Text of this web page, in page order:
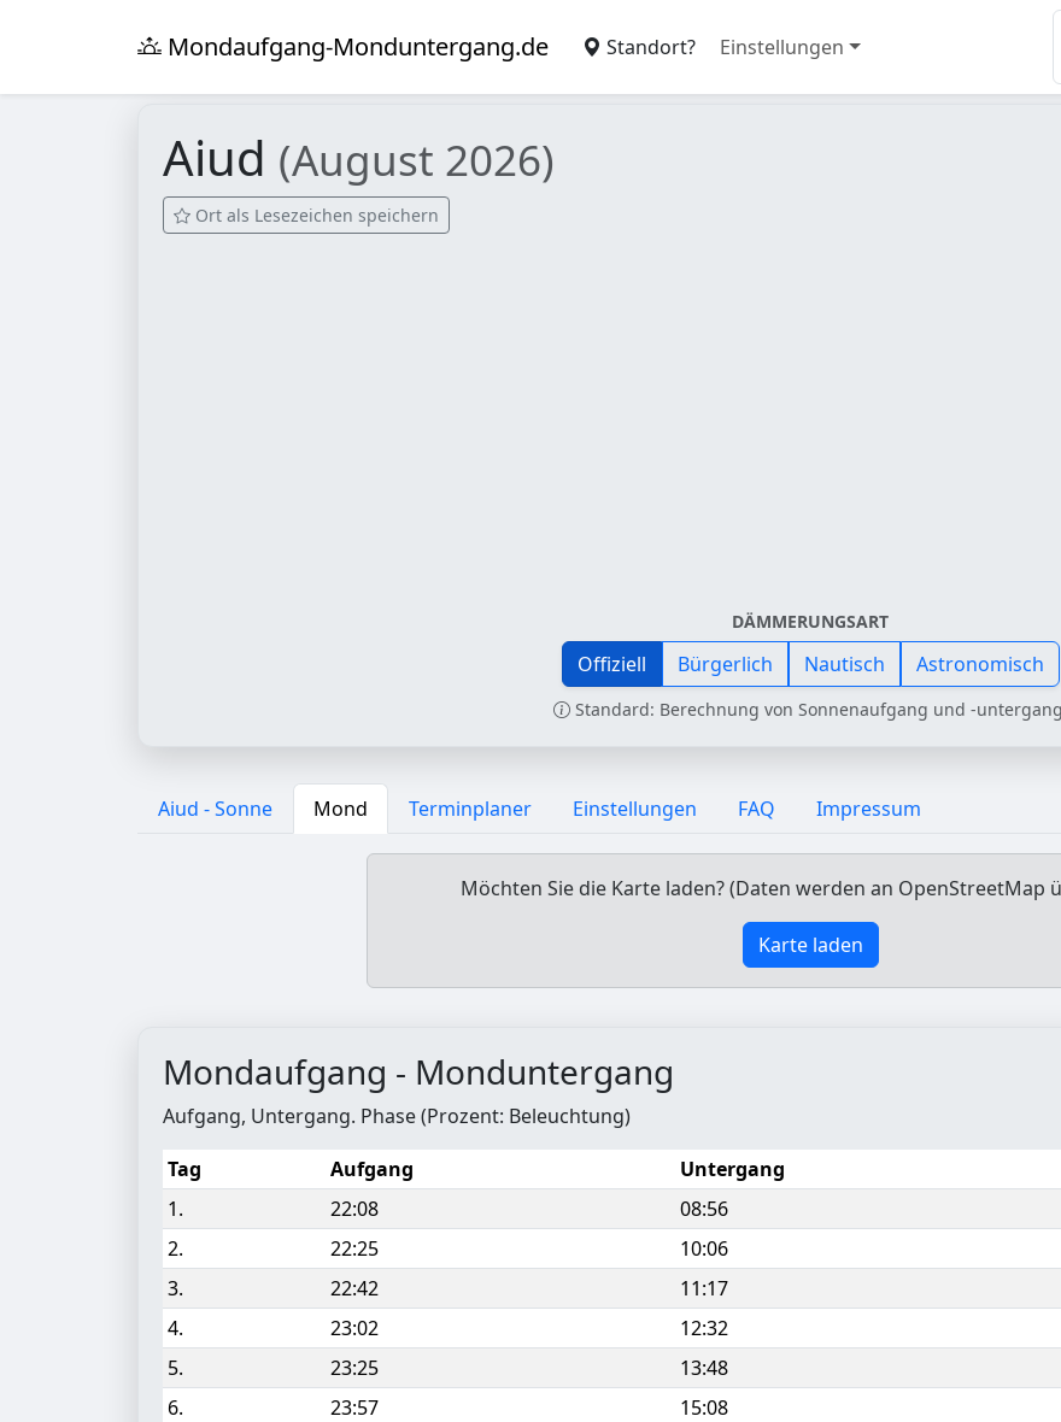
Mondaufgang-Monduntergang.de Standort? Einstellungen
Aiud (August 2026)
Ort als Lesezeichen speichern
DÄMMERUNGSART
Offiziell Bürgerlich Nautisch Astronomisch
Standard: Berechnung von Sonnenaufgang und -
Aiud - Sonne Mond Terminplaner Einstellungen FAQ Impressum
Möchten Sie die Karte laden? (Daten werden an OpenStreetMap
Karte laden
Mondaufgang - Monduntergang
Aufgang, Untergang. Phase (Prozent: Beleuchtung)
Tag
Aufgang Untergang
1.
22:08 08:56
2.
22:25 10:06
3.
22:42 11:17
4.
23:02 12:32
5.
23:25 13:48
6.
23:57 15:08